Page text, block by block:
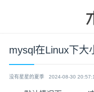
mysql在Linux下大
没有星星的夏季 2024-08-30